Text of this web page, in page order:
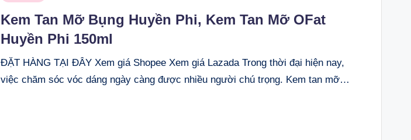
Kem Tan Mỡ Bụng Huyền Phi, Kem Tan Mỡ OFat
Huyền Phi 150ml
ĐẶT HÀNG TẠI ĐÂY Xem giá Shopee Xem giá Lazada Trong thời đại hiện nay,
việc chăm sóc vóc dáng ngày càng được nhiều người chú trọng. Kem tan mỡ…